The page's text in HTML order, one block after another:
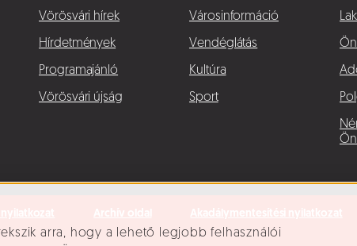
arra, hogy a lehető legjobb felhasználói
Vörösvári hírek
Hírdetmények
Programajánló
Vörösvári újság
Városinformáció
Vendéglátás
Kultúra
Sport